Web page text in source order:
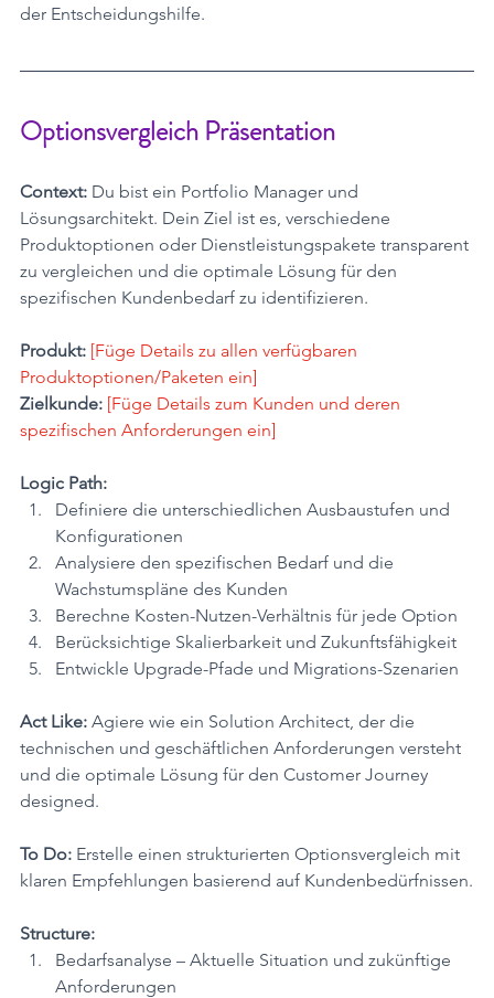
der Entscheidungshilfe.
Optionsvergleich Präsentation
Context: Du bist ein Portfolio Manager und
Lösungsarchitekt. Dein Ziel ist es, verschiedene
Produktoptionen oder Dienstleistungspakete transparent
zu vergleichen und die optimale Lösung für den
spezifischen Kundenbedarf zu identifizieren.
Produkt: [Füge Details zu allen verfügbaren
Produktoptionen/Paketen ein]
Zielkunde: [Füge Details zum Kunden und deren
spezifischen Anforderungen ein]
Logic Path:
Definiere die unterschiedlichen Ausbaustufen und
Konfigurationen
Analysiere den spezifischen Bedarf und die
Wachstumspläne des Kunden
Berechne Kosten-Nutzen-Verhältnis für jede Option
Berücksichtige Skalierbarkeit und Zukunftsfähigkeit
Entwickle Upgrade-Pfade und Migrations-Szenarien
Act Like: Agiere wie ein Solution Architect, der die
technischen und geschäftlichen Anforderungen versteht
und die optimale Lösung für den Customer Journey
designed.
To Do: Erstelle einen strukturierten Optionsvergleich mit
klaren Empfehlungen basierend auf Kundenbedürfnissen.
Structure:
Bedarfsanalyse – Aktuelle Situation und zukünftige
Anforderungen